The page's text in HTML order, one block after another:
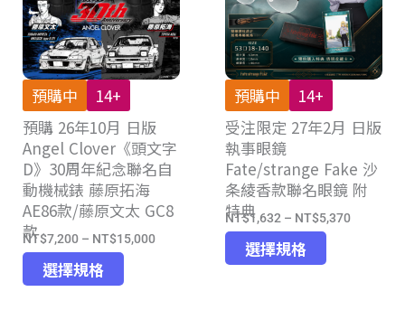
式。
可
在
產
頁
面
選
擇
選
項
預購中
14+
預購 26年10月 日版
Angel Clover《頭文字
D》30周年紀念聯名自
動機械錶 藤原拓海
AE86款/藤原文太 GC8
款
NT$7,200 – NT$15,000價
選擇規格
產
預購中
14+
受注限定 27年2月 日版
執事眼鏡
Fate/strange Fake 沙
条綾香款聯名眼鏡 附
特典
NT$1,632 – NT$5,370價
選擇規格
產